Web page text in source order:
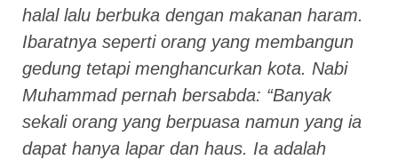
halal lalu berbuka dengan makanan haram.
Ibaratnya seperti orang yang membangun
gedung tetapi menghancurkan kota. Nabi
Muhammad pernah bersabda: “Banyak
sekali orang yang berpuasa namun yang ia
dapat hanya lapar dan haus. Ia adalah